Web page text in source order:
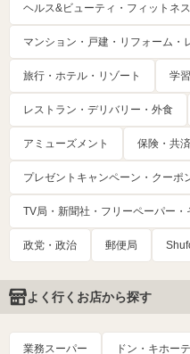
ヘルス&ビューティ・フィットネス
マンション・戸建・リフォーム・
旅行・ホテル・リゾート 学
レストラン・デリバリー・外食
アミューズメント 保険・共
プレゼントキャンペーン・クーポ
TV局・新聞社・フリーペーパー・
政党・政治 郵便局
よく行くお店から探す
業務スーパー ドン・キホーテ